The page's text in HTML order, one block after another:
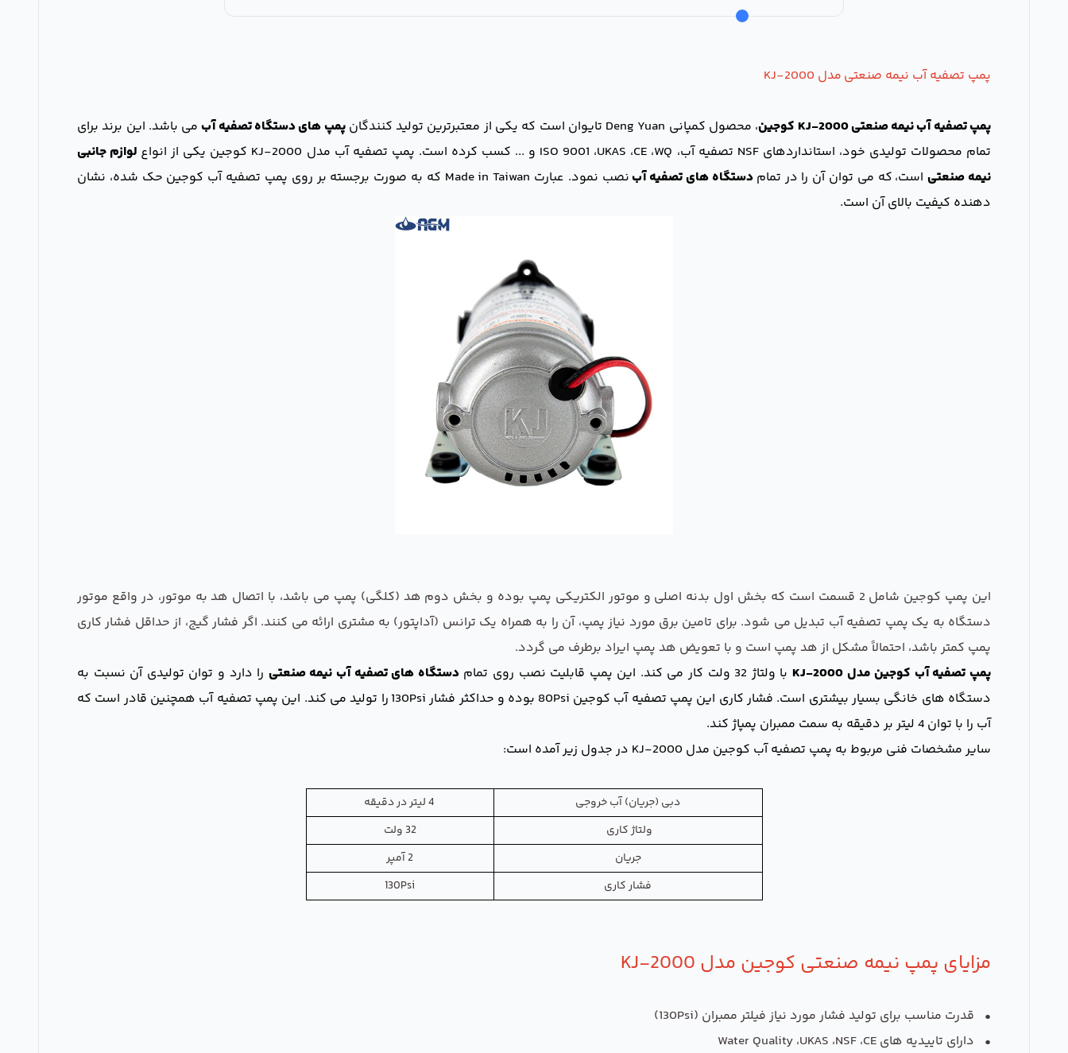
پمپ تصفیه آب نیمه صنعتی مدل KJ-2000
پمپ تصفیه آب نیمه صنعتی KJ-2000 کوجین ، محصول کمپانی Deng Yuan تایوان است که یکی از معتبرترین تولید کنندگان پمپ های دستگاه تصفیه آب می باشد. این برند برای
تمام محصولات تولیدی خود، استانداردهای NSF تصفیه آب، ISO 9001 ،UKAS ،CE ،WQ و ... کسب کرده است. پمپ تصفیه آب مدل KJ-2000 کوجین یکی از انواع
لوازم جانبی
نیمه صنعتی است، که می توان آن را در تمامدستگاه های تصفیه آب
نصب نمود. عبارت Made in Taiwan که به صورت برجسته بر روی پمپ تصفیه آب کوجین حک شده، نشان
دهنده کیفیت بالای آن است.
این پمپ کوجین شامل 2 قسمت است که بخش اول بدنه اصلی و موتور الکتریکی پمپ بوده و بخش دوم هد (کلگی) پمپ می باشد، با اتصال هد به موتور، در واقع موتور
دستگاه به یک پمپ تصفیه آب تبدیل می شود. برای تامین برق مورد نیاز پمپ، آن را به همراه یک ترانس (آداپتور) به مشتری ارائه می کنند. اگر فشار گیج، از حداقل فشار کاری
پمپ کمتر باشد، احتمالاً مشکل از هد پمپ است و با تعویض هد پمپ ایراد برطرف می گردد.
پمپ تصفیه آب کوجین مدل KJ-2000
با ولتاژ 32 ولت کار می کند. این پمپ قابلیت نصب روی تمام دستگاه های تصفیه آب نیمه صنعتی را دارد و توان تولیدی آن نسبت به
دستگاه های خانگی بسیار بیشتری است. فشار کاری این پمپ تصفیه آب کوجین 80Psi بوده و حداکثر فشار 130Psi را تولید می کند. این پمپ تصفیه آب همچنین قادر است که
آب را با توان 4 لیتر بر دقیقه به سمت ممبران پمپاژ کند.
سایر مشخصات فنی مربوط به پمپ تصفیه آب کوجین مدل KJ-2000 در جدول زیر آمده است:
دبی (جریان) آب خروجی
4 لیتر در دقیقه
ولتاژ کاری
32 ولت
جریان
2 آمپر
فشار کاری
130Psi
مزایای پمپ نیمه صنعتی کوجین مدل KJ-2000
• قدرت مناسب برای تولید فشار مورد نیاز فیلتر ممبران (130Psi)
• دارای تاییدیه های Water Quality ،UKAS ،NSF ،CE